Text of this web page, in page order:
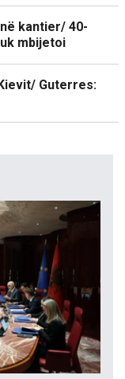
kantier/ 40-
mbijetoi
Guterres: